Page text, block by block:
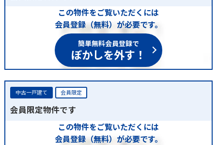
この物件をご覧いただくには
会員登録（無料）が必要です。
簡単無料会員登録で
ぼかしを外す！
中古一戸建て 会員限定
会員限定物件です
この物件をご覧いただくには
会員登録（無料）が必要です。